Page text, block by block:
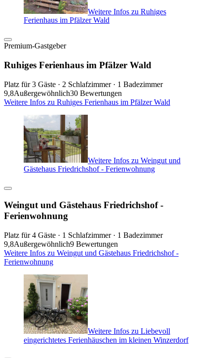
Weitere Infos zu Ruhiges
Ferienhaus im Pfälzer Wald
Premium-Gastgeber
Ruhiges Ferienhaus im Pfälzer Wald
Platz für 3 Gäste · 2 Schlafzimmer · 1 Badezimmer
9,8Außergewöhnlich30 Bewertungen
Weitere Infos zu Ruhiges Ferienhaus im Pfälzer Wald
Weitere Infos zu Weingut und
Gästehaus Friedrichshof - Ferienwohnung
Weingut und Gästehaus Friedrichshof -
Ferienwohnung
Platz für 4 Gäste · 1 Schlafzimmer · 1 Badezimmer
9,8Außergewöhnlich9 Bewertungen
Weitere Infos zu Weingut und Gästehaus Friedrichshof -
Ferienwohnung
Weitere Infos zu Liebevoll
eingerichtetes Ferienhäuschen im kleinen Winzerdorf